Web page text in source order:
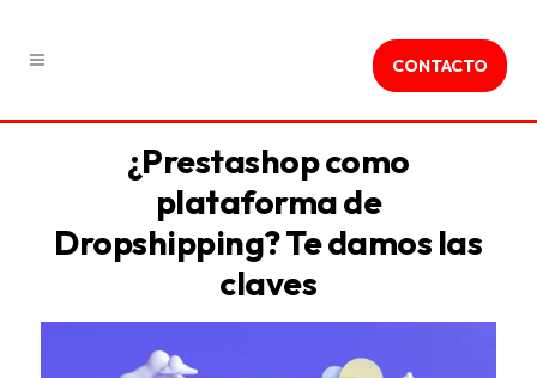
CONTACTO
¿Prestashop como
plataforma de
Dropshipping? Te damos las
claves